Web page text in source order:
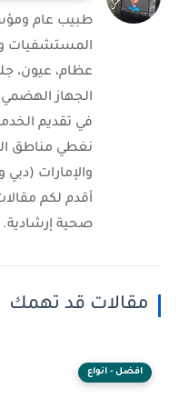
طبيب عام
المستشفيات
عظام، عيون،
الجهاز
في تقديم
نغطي مناطق
والإمارات
أقدم لكم
صحية إرشادية.
مقالات قد تهمك
افضل - انواع